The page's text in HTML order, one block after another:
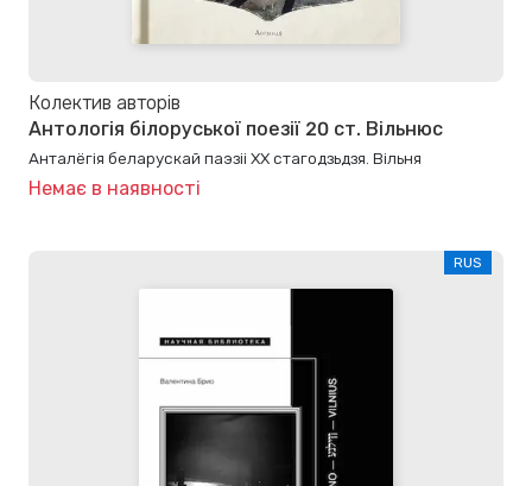
Колектив авторів
Антологія білоруської поезії 20 ст. Вільнюс
Анталёгiя беларускай паэзii XX стагодзьдзя. Вiльня
Немає в наявності
RUS